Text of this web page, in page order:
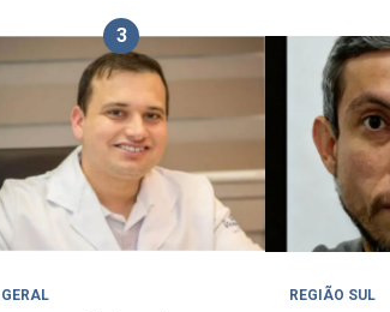
3
GERAL REGIÃO SUL